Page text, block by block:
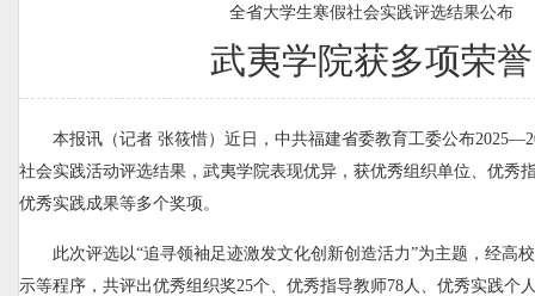
全省大学生寒假社会实践评选结果公布
武夷学院获多项荣誉
本报讯（记者 张筱惜）近日，中共福建省委教育工委公布
社会实践活动评选结果，武夷学院表现优异，获优秀组织单位、优秀
优秀实践成果等多个奖项。
此次评选以“追寻领袖足迹激发文化创新创造活力”为主题，经高
示等程序，共评出优秀组织奖25个、优秀指导教师78人、优秀实践个